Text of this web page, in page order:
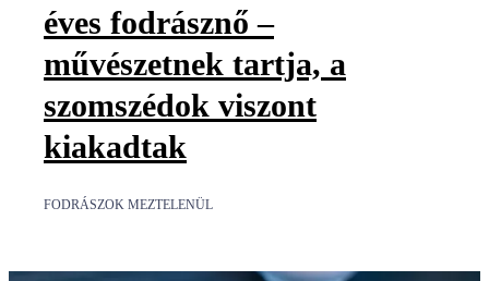
éves fodrásznő –
művészetnek tartja, a
szomszédok viszont
kiakadtak
FODRÁSZOK MEZTELENÜL